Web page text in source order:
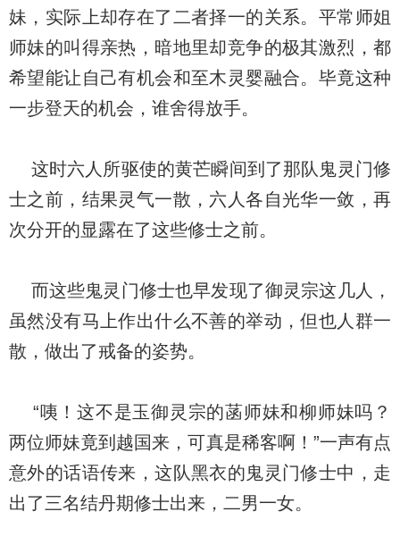
妹，实际上却存在了二者择一的关系。平常师姐
师妹的叫得亲热，暗地里却竞争的极其激烈，都
希望能让自己有机会和至木灵婴融合。毕竟这种
一步登天的机会，谁舍得放手。
这时六人所驱使的黄芒瞬间到了那队鬼灵门修
士之前，结果灵气一散，六人各自光华一敛，再
次分开的显露在了这些修士之前。
而这些鬼灵门修士也早发现了御灵宗这几人，
虽然没有马上作出什么不善的举动，但也人群一
散，做出了戒备的姿势。
“咦！这不是玉御灵宗的菡师妹和柳师妹吗？
两位师妹竟到越国来，可真是稀客啊！”一声有点
意外的话语传来，这队黑衣的鬼灵门修士中，走
出了三名结丹期修士出来，二男一女。